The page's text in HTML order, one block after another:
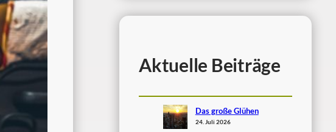
Aktuelle Beiträge
Das große Glühen
24. Juli 2026